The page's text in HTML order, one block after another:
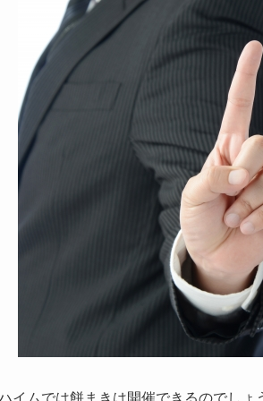
イムでは餅まきは開催できるのでしょ